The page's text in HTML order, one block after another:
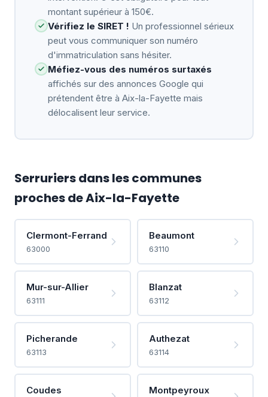
montant supérieur à 150€.
Vérifiez le SIRET ! Un professionnel sérieux
peut vous communiquer son numéro
d'immatriculation sans hésiter.
Méfiez-vous des numéros surtaxés
affichés sur des annonces Google qui
prétendent être à Aix-la-Fayette mais
délocalisent leur service.
Serruriers dans les communes
proches de Aix-la-Fayette
Clermont-Ferrand
63000
Beaumont
63110
Mur-sur-Allier
63111
Blanzat
63112
Picherande
63113
Authezat
63114
Coudes Montpeyroux